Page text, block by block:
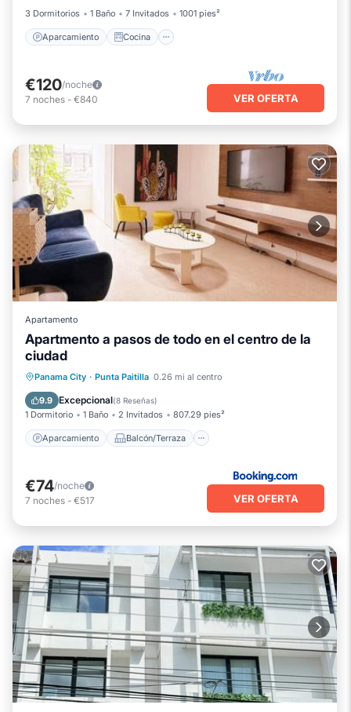
3 Dormitorios
1 Baño 7 Invitados 1001 pies²
Aparcamiento Cocina
€120/noche
7 noches - €840 VER OFERTA
Apartamento
Apartmento a pasos de todo en el centro de la
ciudad
Panama City · Punta Paitilla 0.26 mi al centro
9.9 Excepcional(8 Reseñas)
1 Dormitorio 1 Baño 2 Invitados 807.29 pies²
Aparcamiento Balcón/Terraza
Aparcamiento
Balcón/Terraza
Aire acondicionado
€74/noche
7 noches - €517 VER OFERTA